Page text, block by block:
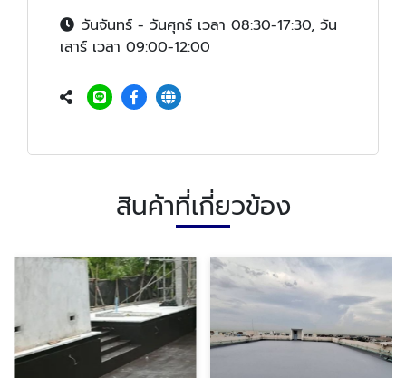
วันจันทร์ - วันศุกร์ เวลา 08:30-17:30, วัน
เสาร์ เวลา 09:00-12:00
สินค้าที่เกี่ยวข้อง